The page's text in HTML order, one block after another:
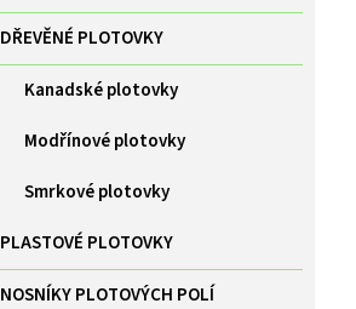
DŘEVĚNÉ PLOTOVKY
Kanadské plotovky
Modřínové plotovky
Smrkové plotovky
PLASTOVÉ PLOTOVKY
NOSNÍKY PLOTOVÝCH POLÍ